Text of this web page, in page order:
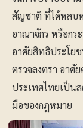
สัญชาติ ที่ได้หลบ
อาณาจักร หรือกร
อาศัยสิทธิประโย
ตรวจลงตรา อาศั
ประเทศไทยเป็น
มือของกฎหมาย